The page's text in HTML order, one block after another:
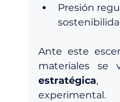
Presión
Ante este
materiales se
estratégica,
experimental.